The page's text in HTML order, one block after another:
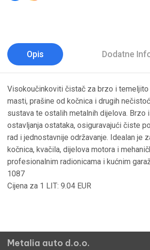
Opis Dodatne
Visokoučinkoviti čistač za brzo i temeljito
masti, prašine od kočnica i drugih
sustava te ostalih metalnih dijelova. Brzo
ostavljanja ostataka, osiguravajući čiste
rad i jednostavnije održavanje. Idealan je
kočnica, kvačila, dijelova motora i
profesionalnim radionicama i kućnim
1087
Cijena za 1 LIT: 9.04 EUR
Metalia auto d.o.o.